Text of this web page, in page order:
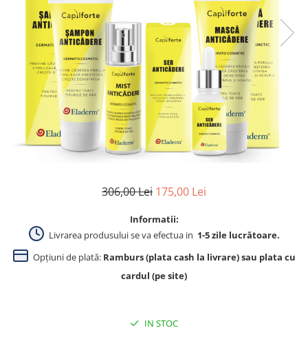
Produse pentru curatare
Creme Emoliente
Creme cu Uree
Produse pentru pete pigmentare
Evidence skincare
Pachete
306,00 Lei 175,00 Lei
Informatii:
Livrarea produsului se va efectua in 1-5 zile lucrătoare.
Opțiuni de plată: Ramburs (plata cash la livrare) sau plata cu
cardul (pe site)
IN STOC